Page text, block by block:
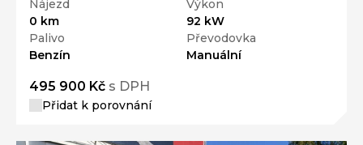
Nájezd
0 km
Výkon
92 kW
Palivo
Benzín
Převodovka
Manuální
495 900 Kč s DPH
Přidat k porovnání